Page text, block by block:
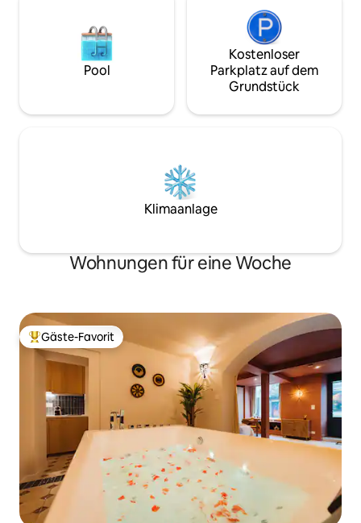
Pool
Kostenloser
Parkplatz auf dem
Grundstück
Klimaanlage
Wohnungen für eine Woche
Beliebter Gäste-Favorit.
Gäste-Favorit